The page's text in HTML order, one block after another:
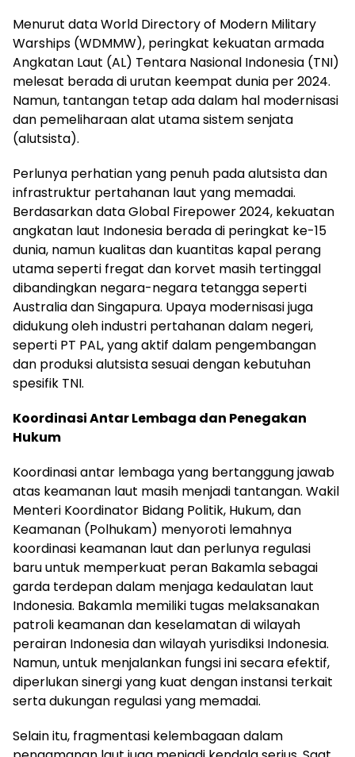
Menurut data World Directory of Modern Military
Warships (WDMMW), peringkat kekuatan armada
Angkatan Laut (AL) Tentara Nasional Indonesia (TNI)
melesat berada di urutan keempat dunia per 2024.
Namun, tantangan tetap ada dalam hal modernisasi
dan pemeliharaan alat utama sistem senjata
(alutsista).
Perlunya perhatian yang penuh pada alutsista dan
infrastruktur pertahanan laut yang memadai.
Berdasarkan data Global Firepower 2024, kekuatan
angkatan laut Indonesia berada di peringkat ke-15
dunia, namun kualitas dan kuantitas kapal perang
utama seperti fregat dan korvet masih tertinggal
dibandingkan negara-negara tetangga seperti
Australia dan Singapura. Upaya modernisasi juga
didukung oleh industri pertahanan dalam negeri,
seperti PT PAL, yang aktif dalam pengembangan
dan produksi alutsista sesuai dengan kebutuhan
spesifik TNI.
Koordinasi Antar Lembaga dan Penegakan
Hukum
Koordinasi antar lembaga yang bertanggung jawab
atas keamanan laut masih menjadi tantangan. Wakil
Menteri Koordinator Bidang Politik, Hukum, dan
Keamanan (Polhukam) menyoroti lemahnya
koordinasi keamanan laut dan perlunya regulasi
baru untuk memperkuat peran Bakamla sebagai
garda terdepan dalam menjaga kedaulatan laut
Indonesia. Bakamla memiliki tugas melaksanakan
patroli keamanan dan keselamatan di wilayah
perairan Indonesia dan wilayah yurisdiksi Indonesia.
Namun, untuk menjalankan fungsi ini secara efektif,
diperlukan sinergi yang kuat dengan instansi terkait
serta dukungan regulasi yang memadai.
Selain itu, fragmentasi kelembagaan dalam